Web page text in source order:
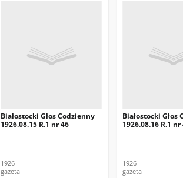
Białostocki Głos Codzienny
1926.08.15 R.1 nr 46
1926
gazeta
Białostocki Głos
1926.08.16 R.1 nr
1926
gazeta